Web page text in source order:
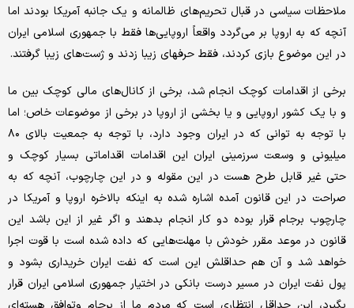
ملاحظات سیاسی در قبال تحریم‌های ظالمانه و یک جانبه آمریکا بودند اما
آنچه که به اروپا بر می‌گردد واقعاً اروپایی‌ها فقط با جمهوری اسلامی ایران
در این موضوع بازی کردند، فقط حرفهای زیبا زدند و ژست‌های زیبا گرفتند.
برخی از اقدامات کوچک انجام شد، برخی از کانال‌های مالی کوچک بین ما
و با یک کشور اروپایی و یا بخشی از اروپا در برخی از موضوعات خاص؛ اما
با توجه به توانی که در ایران وجود دارد، با توجه به جمعیت بالای ۸۰
میلیونی و وسعت سرزمینی ایران این اقدامات اقداماتی بسیار کوچک و
حتی غیر قابل طرح هست در این مقوله و در این چارچوب، آنچه که به
صراحت در این قانون آمده اشاره شده به اینکه بالاخره اروپا و آمریکا در
چارچوب برجام قرار بوده دو کار انجام بدهند و اگر غیر از این باشد این
قانون در موعد مقرر خودش با مهلت‌هایی که داده شده است با قوت اجرا
خواهد شد و آن هم حداقلش این است که نفت ایران خریداری بشود و
پول نفت ایران در مسیر درست بانکی در اختیار جمهوری اسلامی ایران قرار